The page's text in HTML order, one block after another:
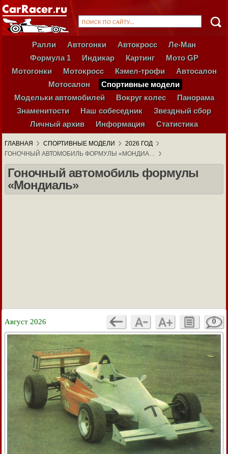
Ралли Автогонки Автокросс
Ле-Ман
Формула 1
Индикар Картинг
Мото GP
Мотогонки
Мотокросс Кэмел-трофи
Автосалон
Мотосалон
Спортивные модели
Модельки автомобилей
Вокруг колес
Панорама
Знаменитости
Наш собеседник
Звездный сбор
Личный архив
Информация Статистика
ГЛАВНАЯ СПОРТИВНЫЕ МОДЕЛИ
2026 ГОД
ГОНОЧНЫЙ АВТОМОБИЛЬ ФОРМУЛЫ «МОНДИА…
Гоночный автомобиль формулы
«Мондиаль»
Август 2026 0